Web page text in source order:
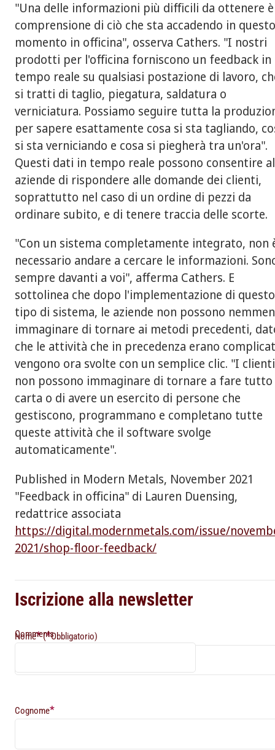
"Una delle informazioni più difficili da ottenere
comprensione di ciò che sta accadendo in
momento in officina", osserva Cathers. "I nostri
prodotti per l'officina forniscono un feedback in
tempo reale su qualsiasi postazione di lavoro,
si tratti di taglio, piegatura, saldatura o
verniciatura. Possiamo seguire tutta la
per sapere esattamente cosa si sta tagliando,
si sta verniciando e cosa si piegherà tra un'ora".
Questi dati in tempo reale possono consentire
aziende di rispondere alle domande dei clienti,
soprattutto nel caso di un ordine di pezzi da
ordinare subito, e di tenere traccia delle scorte.
"Con un sistema completamente integrato, non
necessario andare a cercare le informazioni.
sempre davanti a voi", afferma Cathers. E
sottolinea che dopo l'implementazione di questo
tipo di sistema, le aziende non possono
immaginare di tornare ai metodi precedenti,
che le attività che in precedenza erano
vengono ora svolte con un semplice clic. "I clienti
non possono immaginare di tornare a fare tutto
carta o di avere un esercito di persone che
gestiscono, programmano e completano tutte
queste attività che il software svolge
automaticamente".
Published in Modern Metals, November 2021
"Feedback in officina" di Lauren Duensing,
redattrice associata
https://digital.modernmetals.com/issue/
2021/shop-floor-feedback/
Iscrizione alla newsletter
Comments
Nome*(*Obbligatorio)
Cognome*